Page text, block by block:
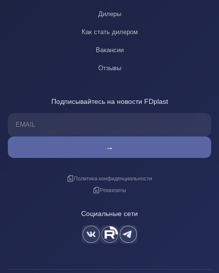
Дилеры
Как стать дилером
Вакансии
Отзывы
Подписывайтесь на новости FDplast
→
Политика конфиденциальности
Реквизиты
Социальные сети